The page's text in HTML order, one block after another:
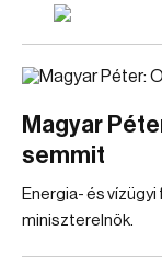
Magyar
semmit
Energia- és
miniszterelnök.